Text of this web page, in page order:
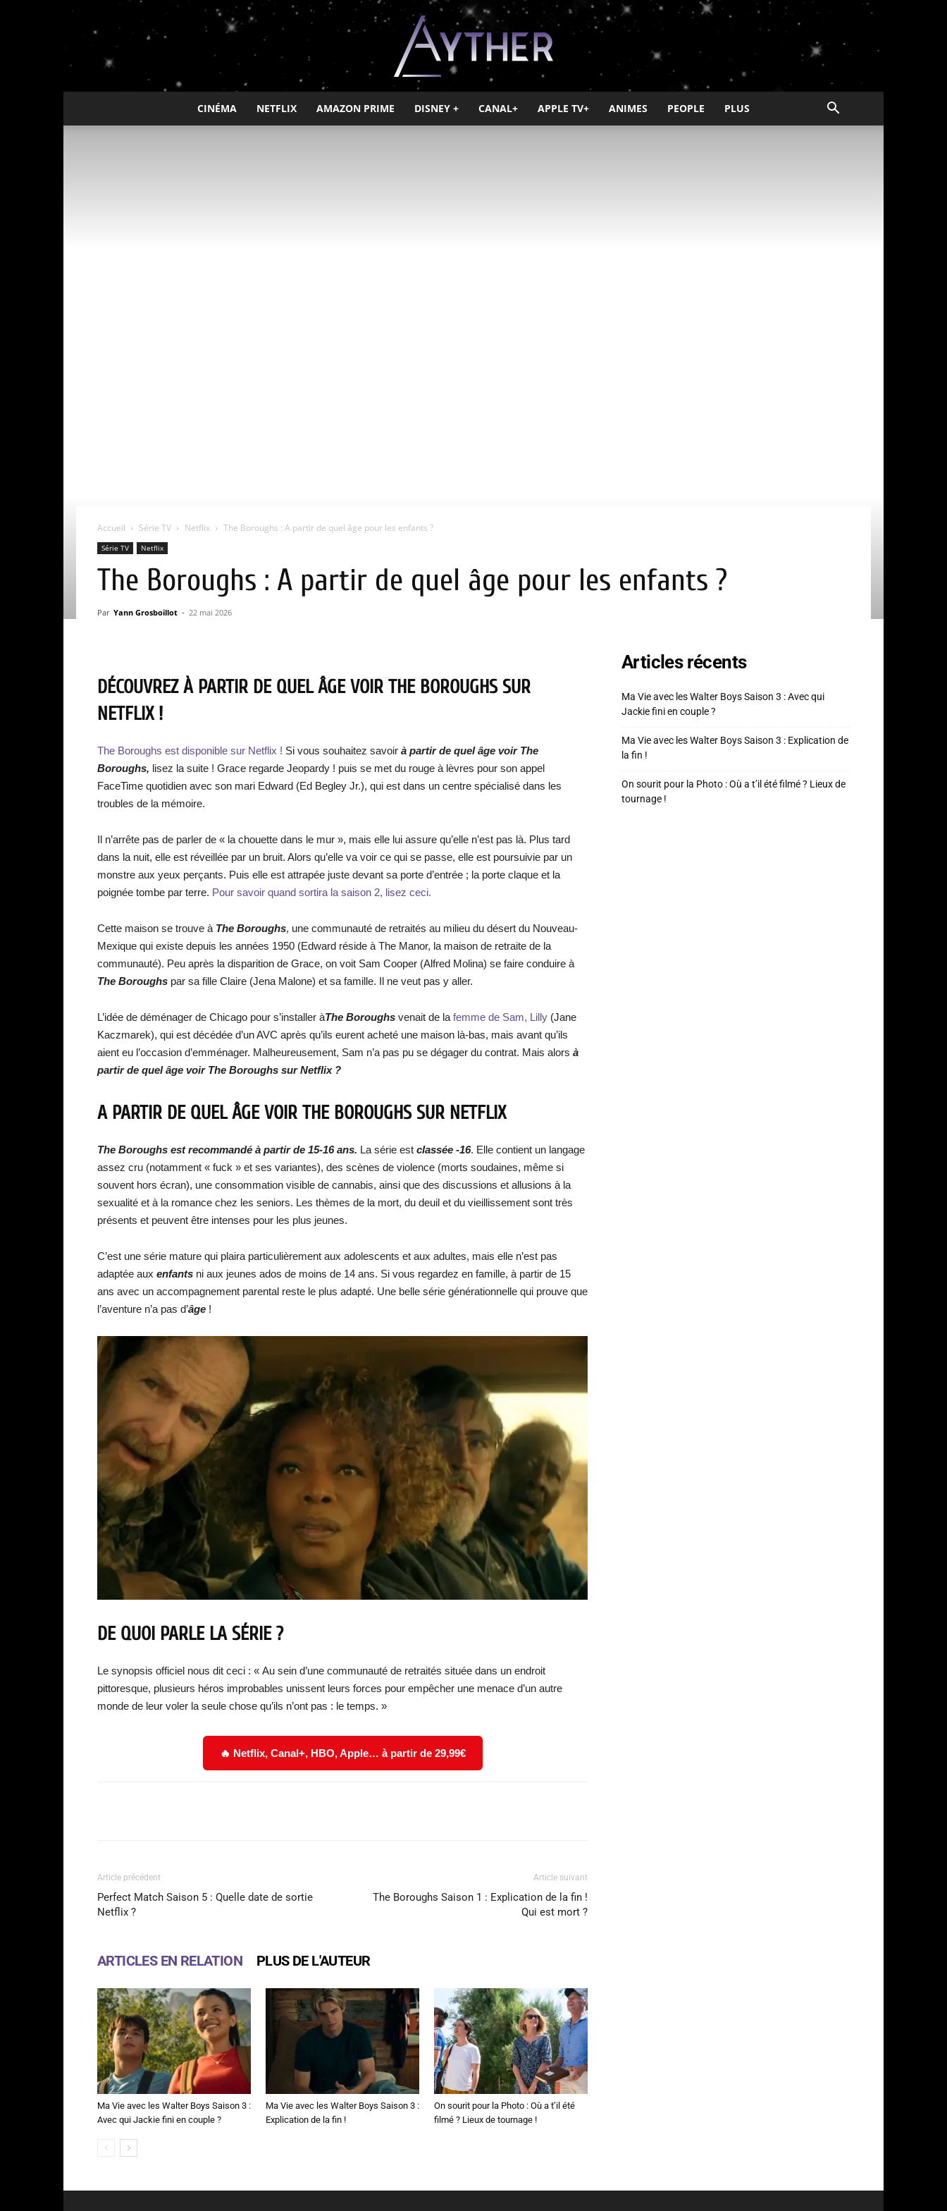
Ayther
CINÉMA NETFLIX AMAZON PRIME DISNEY + CANAL+ APPLE TV+ ANIMES PEOPLE PLUS
Accueil Série TV Netflix The Boroughs : A partir de quel âge pour les enfants ?
Série TV Netflix
The Boroughs : A partir de quel âge pour les enfants ?
Par Yann Grosboillot - 22 mai 2026
DÉCOUVREZ À PARTIR DE QUEL ÂGE VOIR THE BOROUGHS SUR
NETFLIX !
The Boroughs est disponible sur Netflix ! Si vous souhaitez savoir à partir de quel âge voir The
Boroughs, lisez la suite ! Grace regarde Jeopardy ! puis se met du rouge à lèvres pour son appel
FaceTime quotidien avec son mari Edward (Ed Begley Jr.), qui est dans un centre spécialisé dans les
troubles de la mémoire.
Il n’arrête pas de parler de « la chouette dans le mur », mais elle lui assure qu’elle n’est pas là. Plus tard
dans la nuit, elle est réveillée par un bruit. Alors qu’elle va voir ce qui se passe, elle est poursuivie par un
monstre aux yeux perçants. Puis elle est attrapée juste devant sa porte d’entrée ; la porte claque et la
poignée tombe par terre. Pour savoir quand sortira la saison 2, lisez ceci.
Cette maison se trouve à The Boroughs, une communauté de retraités au milieu du désert du Nouveau-
Mexique qui existe depuis les années 1950 (Edward réside à The Manor, la maison de retraite de la
communauté). Peu après la disparition de Grace, on voit Sam Cooper (Alfred Molina) se faire conduire à
The Boroughs par sa fille Claire (Jena Malone) et sa famille. Il ne veut pas y aller.
L’idée de déménager de Chicago pour s’installer àThe Boroughs venait de la femme de Sam, Lilly (Jane
Kaczmarek), qui est décédée d’un AVC après qu’ils eurent acheté une maison là-bas, mais avant qu’ils
aient eu l’occasion d’emménager. Malheureusement, Sam n’a pas pu se dégager du contrat. Mais alors à
partir de quel âge voir The Boroughs sur Netflix ?
A PARTIR DE QUEL ÂGE VOIR THE BOROUGHS SUR NETFLIX
The Boroughs est recommandé à partir de 15-16 ans. La série est classée -16. Elle contient un langage
assez cru (notamment « fuck » et ses variantes), des scènes de violence (morts soudaines, même si
souvent hors écran), une consommation visible de cannabis, ainsi que des discussions et allusions à la
sexualité et à la romance chez les seniors. Les thèmes de la mort, du deuil et du vieillissement sont très
présents et peuvent être intenses pour les plus jeunes.
C’est une série mature qui plaira particulièrement aux adolescents et aux adultes, mais elle n’est pas
adaptée aux enfants ni aux jeunes ados de moins de 14 ans. Si vous regardez en famille, à partir de 15
ans avec un accompagnement parental reste le plus adapté. Une belle série générationnelle qui prouve que
l’aventure n’a pas d’âge !
DE QUOI PARLE LA SÉRIE ?
Le synopsis officiel nous dit ceci : « Au sein d’une communauté de retraités située dans un endroit
pittoresque, plusieurs héros improbables unissent leurs forces pour empêcher une menace d’un autre
monde de leur voler la seule chose qu’ils n’ont pas : le temps. »
🔥 Netflix, Canal+, HBO, Apple… à partir de 29,99€
Article précédent
Perfect Match Saison 5 : Quelle date de sortie
Netflix ?
Article suivant
The Boroughs Saison 1 : Explication de la fin !
Qui est mort ?
ARTICLES EN RELATION PLUS DE L'AUTEUR
Ma Vie avec les Walter Boys Saison 3 :
Avec qui Jackie fini en couple ?
Ma Vie avec les Walter Boys Saison 3 :
Explication de la fin !
On sourit pour la Photo : Où a t’il été
filmé ? Lieux de tournage !
Articles récents
Ma Vie avec les Walter Boys Saison 3 : Avec qui
Jackie fini en couple ?
Ma Vie avec les Walter Boys Saison 3 : Explication de
la fin !
On sourit pour la Photo : Où a t’il été filmé ? Lieux de
tournage !